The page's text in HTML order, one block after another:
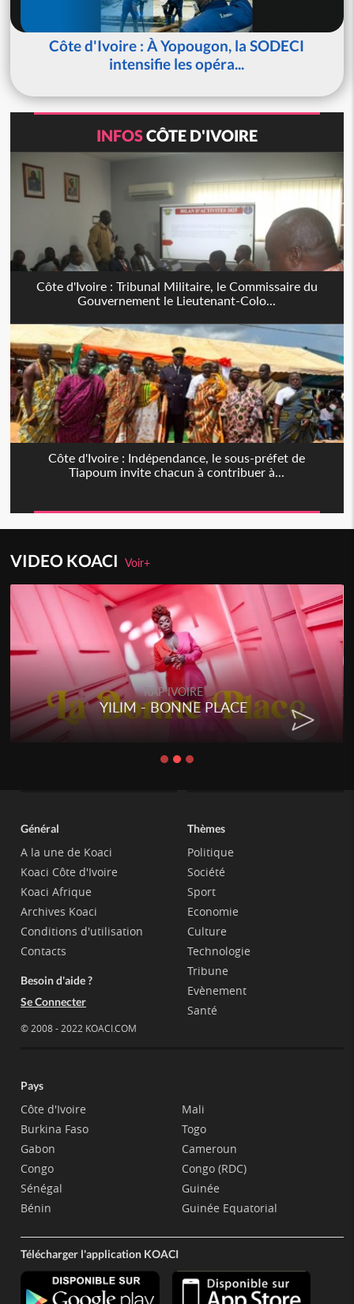
Côte d'Ivoire : À Yopougon, la SODECI
intensifie les opéra...
INFOSCÔTE D'IVOIRE
Côte d'Ivoire : Tribunal Militaire, le Commissaire du
Gouvernement le Lieutenant-Colo...
Côte d'Ivoire : Indépendance, le sous-préfet de
Tiapoum invite chacun à contribuer à...
VIDEO KOACIVoir+
RAP IVOIRE
YILIM - BONNE PLACE
Général
A la une de Koaci
Koaci Côte d'Ivoire
Koaci Afrique
Archives Koaci
Conditions d'utilisation
Contacts
Besoin d'aide ?
Se Connecter
© 2008 - 2022 KOACI.COM
Thèmes
Politique
Société
Sport
Economie
Culture
Technologie
Tribune
Evènement
Santé
Pays
Côte d'Ivoire
Burkina Faso
Gabon
Congo
Sénégal
Bénin
Mali
Togo
Cameroun
Congo (RDC)
Guinée
Guinée Equatorial
Télécharger l'application KOACI